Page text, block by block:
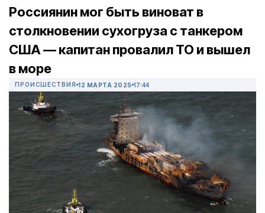
Россиянин мог быть виноват в
столкновении сухогруза с танкером
США — капитан провалил ТО и вышел
в море
ПРОИСШЕСТВИЯ 12 МАРТА 2025 17:44